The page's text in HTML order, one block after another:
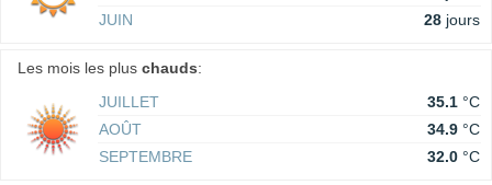
JUIN
28 jours
Les mois les plus chauds:
JUILLET
35.1 °C
AOÛT
34.9 °C
SEPTEMBRE
32.0 °C